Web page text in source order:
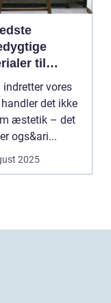
til
indretter vores
det ikke
æstetik – det
ogs&ari...
2025